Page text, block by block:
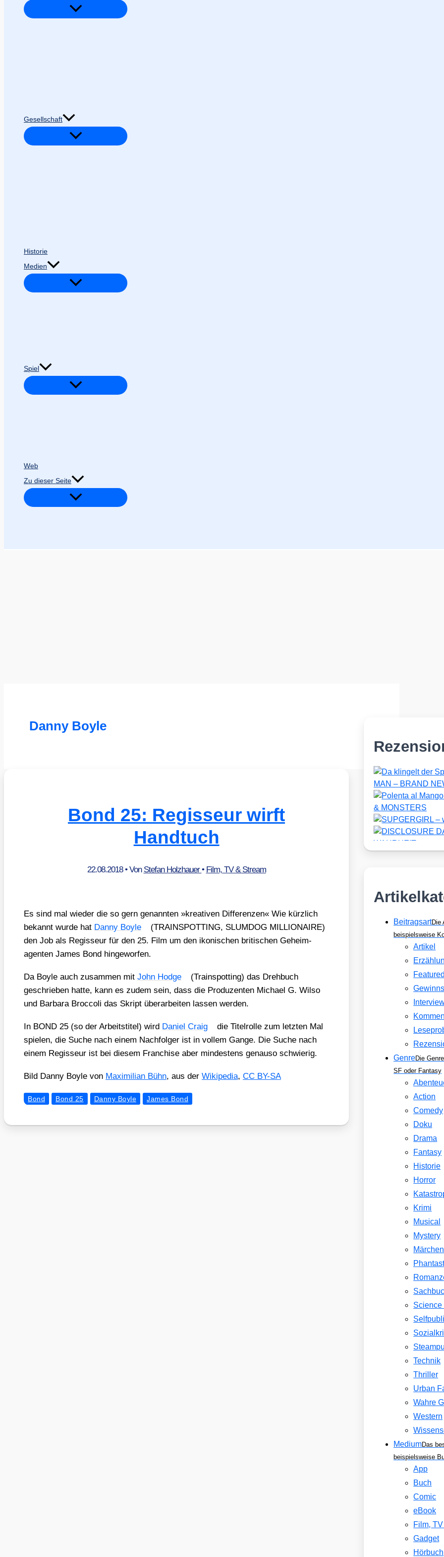
Gesellschaft
Historie
Medien
Spiel
Web
Zu dieser Seite
Danny Boyle
Bond 25: Regisseur wirft
Handtuch
22.08.2018• Von Stefan Holzhauer• Film, TV & Stream
Es sind mal wie­der die so gern genann­ten »krea­ti­ven Dif­fe­ren­zen« Wie kürz­lich
bekannt wur­de hat Dan­ny Boyle
(TRAINSPOTTING, SLUMDOG MILLIONAIRE)
den Job als Regis­seur für den 25. Film um den iko­ni­schen bri­ti­schen Geheim­
agen­ten James Bond hin­ge­wor­fen.
Da Boyle auch zusam­men mit John Hodge
(Train­spot­ting) das Dreh­buch
geschrie­ben hat­te, kann es zudem sein, dass die Pro­du­zen­ten Micha­el G. Wil­so
und Bar­ba­ra Broc­co­li das Skript über­ar­bei­ten las­sen wer­den.
In BOND 25 (so der Arbeits­ti­tel) wird Dani­el Craig
die Titel­rol­le zum letz­ten Mal
spie­len, die Suche nach einem Nach­fol­ger ist in vol­lem Gan­ge. Die Suche nach
einem Regis­seur ist bei die­sem Fran­chise aber min­des­tens genau­so schwie­rig.
Bild Dan­ny Boyle von Maxi­mi­li­an Bühn, aus der Wiki­pe­dia, CC BY-SA
Bond Bond 25 Danny Boyle James Bond
BeitragsartDie
beispielsweise
Artikel
GenreDie
SF oder Fantasy
Action
Comedy
Doku
Drama
Fantasy
Historie
Horror
Krimi
Musical
Mystery
Märchen
Science
Technik
Thriller
Urban
Wahre
Western
MediumDas
beispielsweise
App
Buch
Comic
eBook
Film,
Gadget
Hörbuch